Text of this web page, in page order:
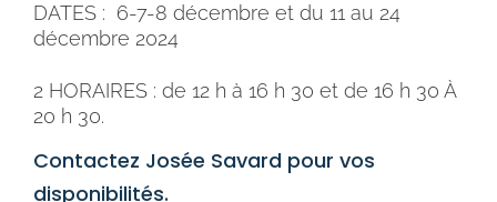
DATES : 6-7-8 décembre et du 11 au 24
décembre 2024
2 HORAIRES : de 12 h à 16 h 30 et de 16 h 30 À
20 h 30.
Contactez Josée Savard pour vos
disponibilités.